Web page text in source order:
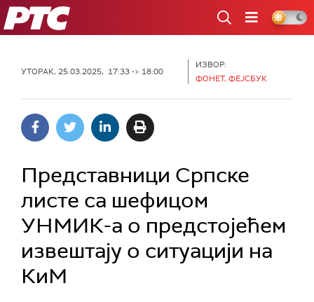
РТС
УТОРАК, 25.03.2025, 17:33 -> 18:00
ИЗВОР:
ФОНЕТ, ФЕЈСБУК
Представници Српске
листе са шефицом
УНМИК-а о предстојећем
извештају о ситуацији на
КиМ